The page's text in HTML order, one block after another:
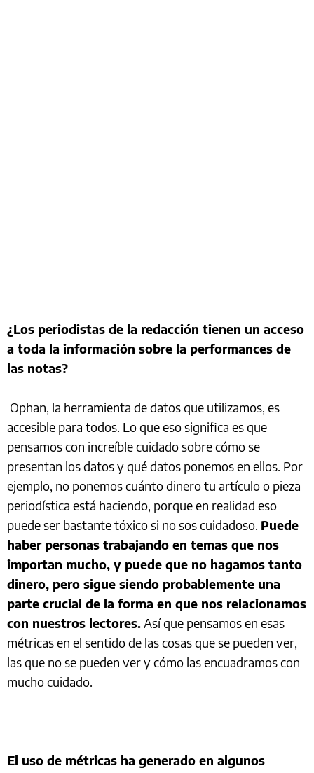
¿Los periodistas de la redacción tienen un acceso
a toda la información sobre la performances de
las notas?
Ophan, la herramienta de datos que utilizamos, es
accesible para todos. Lo que eso significa es que
pensamos con increíble cuidado sobre cómo se
presentan los datos y qué datos ponemos en ellos. Por
ejemplo, no ponemos cuánto dinero tu artículo o pieza
periodística está haciendo, porque en realidad eso
puede ser bastante tóxico si no sos cuidadoso. Puede
haber personas trabajando en temas que nos
importan mucho, y puede que no hagamos tanto
dinero, pero sigue siendo probablemente una
parte crucial de la forma en que nos relacionamos
con nuestros lectores.Así que pensamos en esas
métricas en el sentido de las cosas que se pueden ver,
las que no se pueden ver y cómo las encuadramos con
mucho cuidado.
El uso de métricas ha generado en algunos